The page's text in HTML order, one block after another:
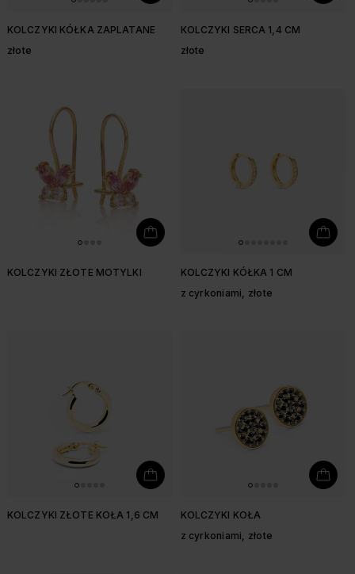
KOLCZYKI KÓŁKA ZAPLATANE
złote
KOLCZYKI SERCA 1,4 CM
złote
KOLCZYKI ZŁOTE MOTYLKI
KOLCZYKI KÓŁKA 1 CM
z cyrkoniami, złote
KOLCZYKI ZŁOTE KOŁA 1,6 CM
KOLCZYKI KOŁA
z cyrkoniami, złote